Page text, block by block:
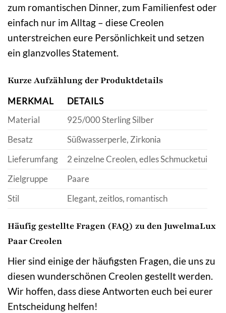
zum romantischen Dinner, zum Familienfest oder
einfach nur im Alltag – diese Creolen
unterstreichen eure Persönlichkeit und setzen
ein glanzvolles Statement.
Kurze Aufzählung der Produktdetails
MERKMAL
DETAILS
Material
925/000 Sterling Silber
Besatz
Süßwasserperle, Zirkonia
Lieferumfang
2 einzelne Creolen, edles Schmucketui
Zielgruppe
Paare
Stil
Elegant, zeitlos, romantisch
Häufig gestellte Fragen (FAQ) zu den JuwelmaLux
Paar Creolen
Hier sind einige der häufigsten Fragen, die uns zu
diesen wunderschönen Creolen gestellt werden.
Wir hoffen, dass diese Antworten euch bei eurer
Entscheidung helfen!